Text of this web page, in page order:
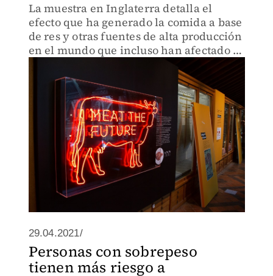
La muestra en Inglaterra detalla el
efecto que ha generado la comida a base
de res y otras fuentes de alta producción
en el mundo que incluso han afectado a
la atmósfera del medioambiente.
29.04.2021/
Personas con sobrepeso
tienen más riesgo a